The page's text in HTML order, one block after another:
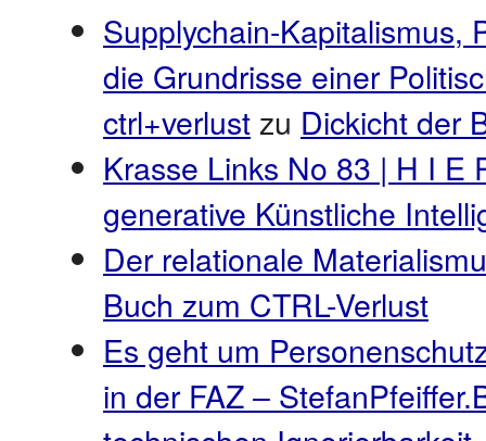
Supplychain-Kapitalismus,
die Grundrisse einer
ctrl+verlustzu Dickicht der
Krasse Links No 83 | H I E
generative Künstliche
Der relationale
Buch zum CTRL-Verlust
Es geht um
in der FAZ –